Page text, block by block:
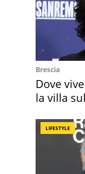
Brescia
Dove
la villa
LIFESTYLE